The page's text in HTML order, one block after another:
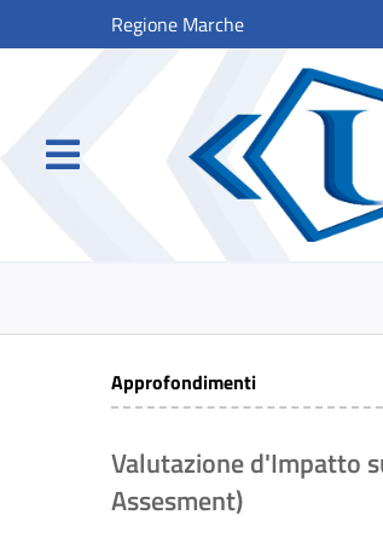
Regione Marche
Approfondimenti
Valutazione d'Impatto
Assesment)